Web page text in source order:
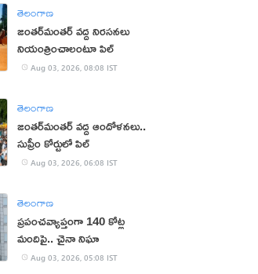
తెలంగాణ
జంతర్‌మంతర్‌ వద్ద నిరసనలు
నియంత్రించాలంటూ పిల్
Aug 03, 2026, 08:08 IST
తెలంగాణ
జంతర్‌మంతర్‌ వద్ద ఆందోళనలు..
సుప్రీం కోర్టులో పిల్
Aug 03, 2026, 06:08 IST
తెలంగాణ
ప్రపంచవ్యాప్తంగా 140 కోట్ల
మందిపై.. చైనా నిఘా
Aug 03, 2026, 05:08 IST